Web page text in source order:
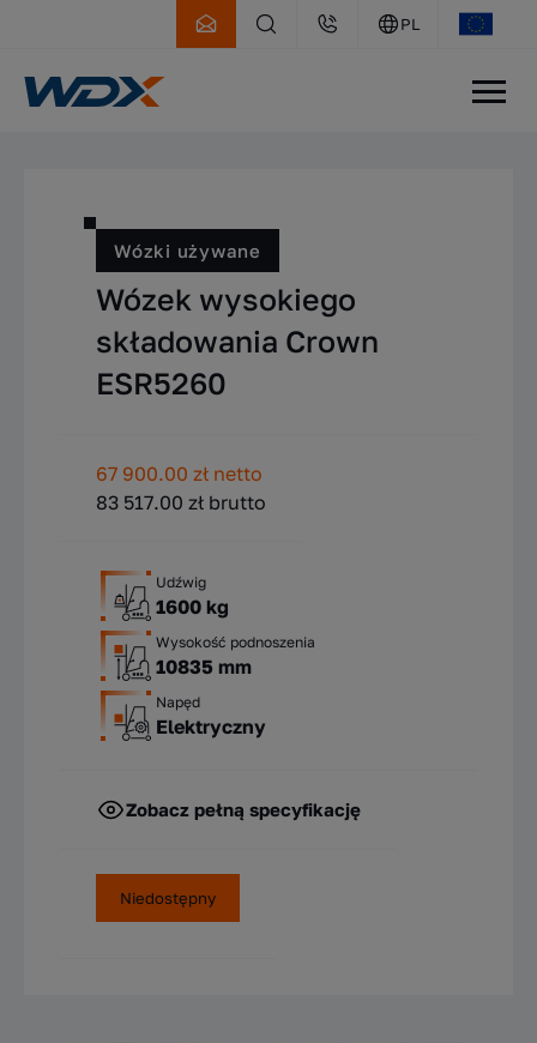
PL
Wózki używane
Wózki używane
Wózek wysokiego
składowania Crown
ESR5260
67 900.00 zł netto
83 517.00 zł brutto
Udźwig
1600 kg
Wysokość podnoszenia
10835 mm
Napęd
Elektryczny
Zobacz pełną specyfikację
Niedostępny